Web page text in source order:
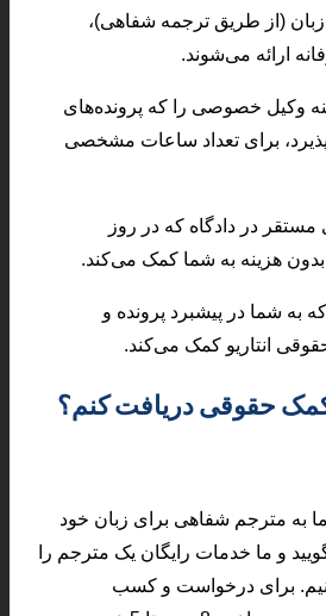
(از طریق ترجمه شفاهی)،
ارائه می‌شوند.
وکیل خصوصی را که پرونده‌های
برای تعداد ساعات مشخصی
در دادگاه که در روز
بدون هزینه به شما کمک می‌کند.
به شما در پیشبرد پرونده و
انتاریو کمک می‌کند.
حقوقی دریافت کنم؟
ما به مترجم شفاهی برای زبان خود
و ما خدمات رایگان یک مترجم را
برای درخواست و کسب